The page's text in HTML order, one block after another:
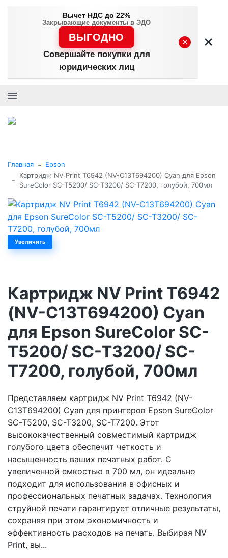
Вычет НДС до 22%
Закрывающие документы в ЭДО
ВЫГОДНО
Совершайте покупки для
юридических лиц
×
Главная - Epson
-
Картридж NV Print T6942 (NV-C13T694200) Cyan для Epson
SureColor SC-T5200/ SC-T3200/ SC-T7200, голубой, 700мл
Увеличить
Картридж NV Print T6942
(NV-C13T694200) Cyan
для Epson SureColor SC-
T5200/ SC-T3200/ SC-
T7200, голубой, 700мл
Представляем картридж NV Print T6942 (NV-
C13T694200) Cyan для принтеров Epson SureColor
SC-T5200, SC-T3200, SC-T7200. Этот
высококачественный совместимый картридж
голубого цвета обеспечит четкость и
насыщенность ваших печатных работ. С
увеличенной емкостью в 700 мл, он идеально
подходит для использования в офисных и
профессиональных печатных задачах. Технология
струйной печати гарантирует отличные результаты,
сохраняя при этом экономичность и
эффективность расходов на печать. Выбирая NV
Print, вы...